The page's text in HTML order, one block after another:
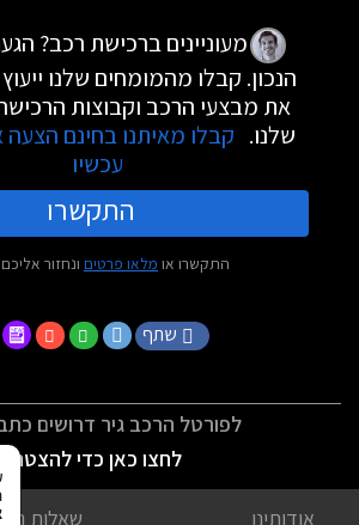
מעוניינים ברכישת רכב?
הנכון. קבלו מהמומחים שלנו
את מבצעי הרכב וקבוצות
שלנו. קבלו מאיתנו בחינם
עכשיו
התקשרו
התקשרו או מלאו פרטים ונחזור
שתף
לפורטל הרכב גיר דרושים
לחצו כאן כדי להצטרף
אודותינו שאלות